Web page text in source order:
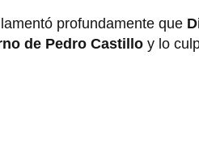
profundamente que
de Pedro Castillo y lo